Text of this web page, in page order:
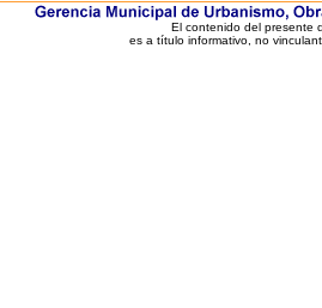
El contenido del presente
es a título informativo, no